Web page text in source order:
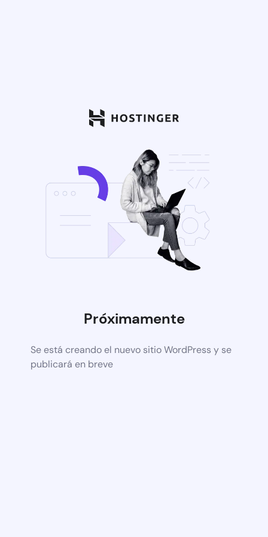
Próximamente
Se está creando el nuevo sitio WordPress y se
publicará en breve